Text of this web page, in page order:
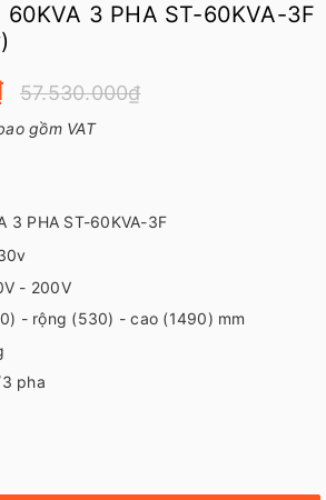
60KVA 3 PHA ST-60KVA-3F
57.530.000₫
gồm VAT
3 PHA ST-60KVA-3F
- 200V
- rộng (530) - cao (1490) mm
pha